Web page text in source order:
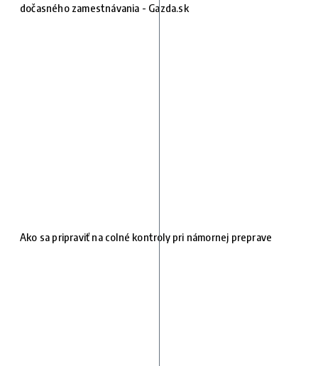
dočasného zamestnávania - Gazda.sk
Ako sa pripraviť na colné kontroly pri námornej preprave